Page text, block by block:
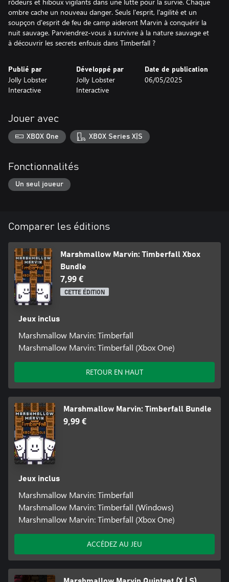
ombre cache un nouveau danger. Seuls l'esprit, l'agilité et un
soupçon d'esprit de feu de camp aideront Marvin à conquérir la
nuit sauvage. Parviendrez-vous à survivre à la nature sauvage et
à découvrir les secrets enfouis dans Timberfall ?
Publié par
Jolly Lobster
Interactive
Développé par
Jolly Lobster
Interactive
Date de publication
06/05/2025
Jouer avec
XBOX One XBOX Series X|S
Fonctionnalités
Un seul joueur
Comparer les éditions
Marshmallow Marvin: Timberfall Xbox
Bundle
7,99 €
CETTE ÉDITION
Jeux inclus
Marshmallow Marvin: Timberfall
Marshmallow Marvin: Timberfall (Xbox One)
RETOUR EN HAUT
Marshmallow Marvin: Timberfall Bundle
9,99 €
Jeux inclus
Marshmallow Marvin: Timberfall
Marshmallow Marvin: Timberfall (Windows)
Marshmallow Marvin: Timberfall (Xbox One)
ACCÉDEZ AU JEU